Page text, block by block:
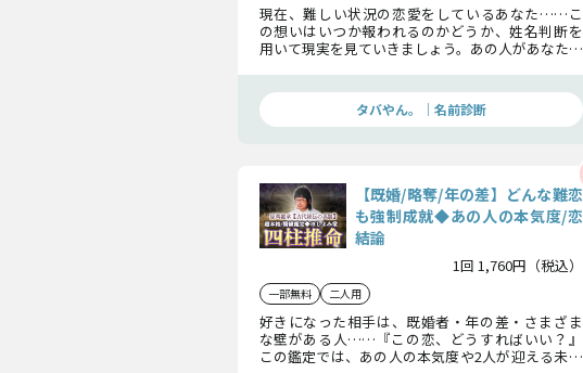
現在、難しい状況の恋愛をしているあなた……こ
の想いはいつか報われるのかどうか、姓名判断を
用いて現実を見ていきましょう。あの人があなたに
タバやん。｜名前診断
【既婚/略奪/年の差】どんな難恋
も強制成就◆あの人の本気度/恋
結論
1回 1,760円（税込）
一部無料 二人用
好きになった相手は、既婚者・年の差・さまざま
な壁がある人……『この恋、どうすればいい？』
この鑑定では、あの人の本気度や2人が迎える未来